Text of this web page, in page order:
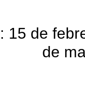
: 15 de
de